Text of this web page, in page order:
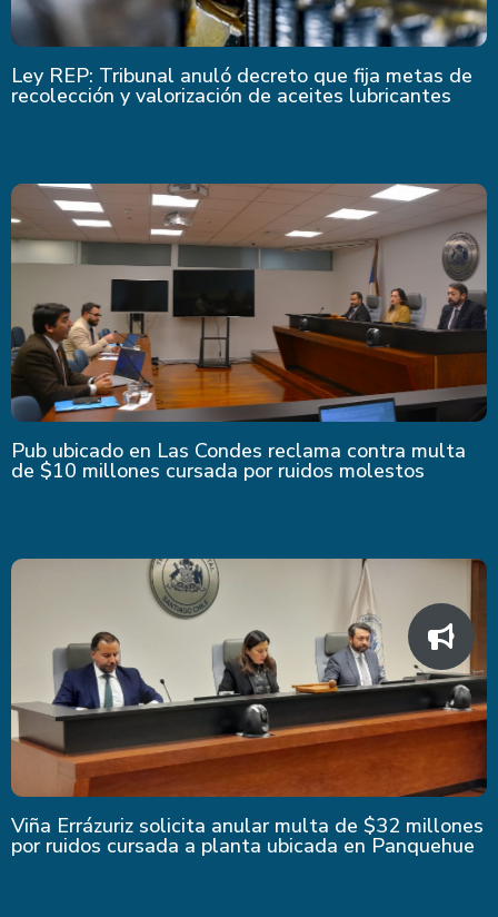
Ley REP: Tribunal anuló decreto que fija metas de
recolección y valorización de aceites lubricantes
Pub ubicado en Las Condes reclama contra multa
de $10 millones cursada por ruidos molestos
Viña Errázuriz solicita anular multa de $32 millones
por ruidos cursada a planta ubicada en Panquehue